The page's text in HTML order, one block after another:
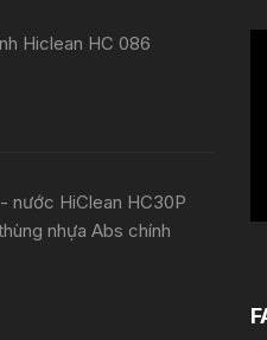
Hiclean HC 086
nước HiClean HC30P
nhựa Abs chính